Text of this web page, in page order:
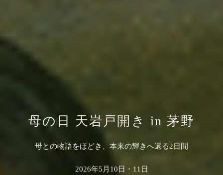
母の日 天岩戸開き in 茅野
母との物語をほどき、本来の輝きへ還る2日間
2026年5月10日・11日